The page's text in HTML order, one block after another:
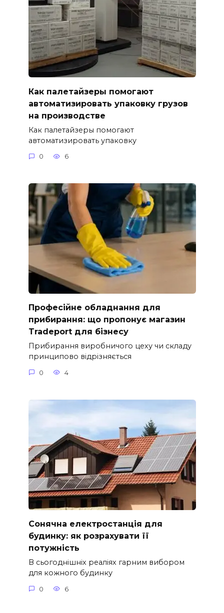
Как палетайзеры помогают
автоматизировать упаковку грузов
на производстве
Как палетайзеры помогают
автоматизировать упаковку
0 6
Професійне обладнання для
прибирання: що пропонує магазин
Tradeport для бізнесу
Прибирання виробничого цеху чи складу
принципово відрізняється
0 4
Сонячна електростанція для
будинку: як розрахувати її
потужність
В сьогоднішніх реаліях гарним вибором
для кожного будинку
0 6